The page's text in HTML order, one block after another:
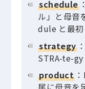
schedule
ル」と母音
dule と最初
strategy
STRA-te-gy
product